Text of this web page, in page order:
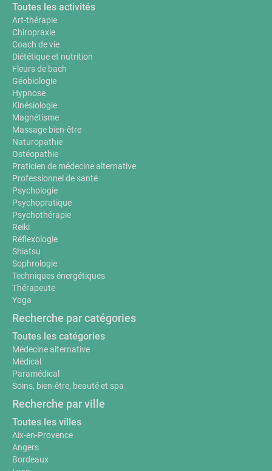
Toutes les activités
Art-thérapie
Chiropraxie
Coach de vie
Diététique et nutrition
Fleurs de bach
Géobiologie
Hypnose
Kinésiologie
Magnétisme
Massage bien-être
Naturopathie
Ostéopathie
Praticien de médecine alternative
Professionnel de santé
Psychologie
Psychopratique
Psychothérapie
Reiki
Réflexologie
Shiatsu
Sophrologie
Techniques énergétiques
Thérapeute
Yoga
Recherche par catégories
Toutes les catégories
Médecine alternative
Médical
Paramédical
Soins, bien-être, beauté et spa
Recherche par ville
Toutes les villes
Aix-en-Provence
Angers
Bordeaux